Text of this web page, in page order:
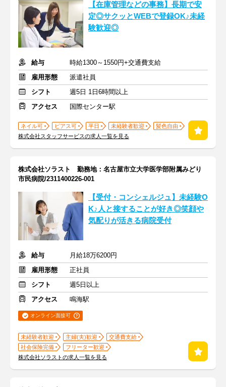
【在庫管理などの事務】長期で安
定◎サクッとWEBで登録OK♪未経
験歓迎◎
給与
時給1300～1550円+交通費支給
雇用形態
派遣社員
シフト
週5日 1日6時間以上
アクセス
国際センター駅
ネイル可 ピアス可 平日 未経験者歓迎
髪色自由
株式会社スタッフサービスの求人一覧を見る
株式会社ソラスト 勤務地：名古屋市立大学医学部附属みどり
市民病院/2311400226-001
【受付・コンシェルジュ】未経験O
K♪人と接することが好き◎笑顔や
気配りが活きる病院受付
給与
月給18万6200円
雇用形態
正社員
シフト
週5日以上
アクセス
鳴海駅
オンライン面接可
未経験者歓迎 主婦(夫)歓迎
交通費支給
社会保険完備
フリーター歓迎
株式会社ソラストの求人一覧を見る